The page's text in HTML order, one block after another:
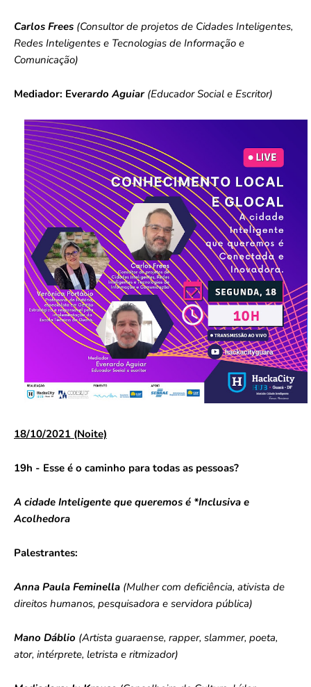
Carlos Frees (Consultor de projetos de Cidades Inteligentes,
Redes Inteligentes e Tecnologias de Informação e
Comunicação)
Mediador: Everardo Aguiar (Educador Social e Escritor)
18/10/2021 (Noite)
19h - Esse é o caminho para todas as pessoas?
A cidade Inteligente que queremos é *Inclusiva e
Acolhedora
Palestrantes:
Anna Paula Feminella (Mulher com deficiência, ativista de
direitos humanos, pesquisadora e servidora pública)
Mano Dáblio (Artista guaraense, rapper, slammer, poeta,
ator, intérprete, letrista e ritmizador)